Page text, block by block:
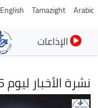
Arabic
Tamazight
English
الإذاعات
نشرة الأخبار ليوم 11/05/2026
الصورة